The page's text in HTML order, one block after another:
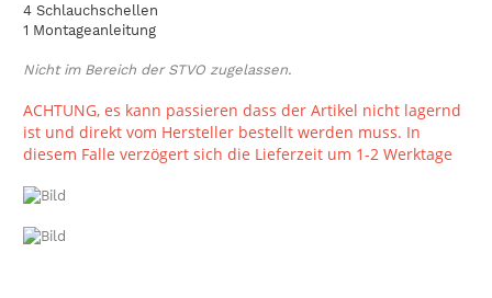
4 Schlauchschellen
1 Montageanleitung
Nicht im Bereich der STVO zugelassen.
ACHTUNG, es kann passieren dass der Artikel nicht lagernd
ist und direkt vom Hersteller bestellt werden muss. In
diesem Falle verzögert sich die Lieferzeit um 1-2 Werktage